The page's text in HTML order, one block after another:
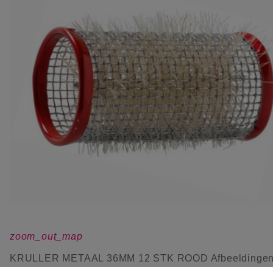
zoom_out_map
KRULLER METAAL 36MM 12 STK ROOD